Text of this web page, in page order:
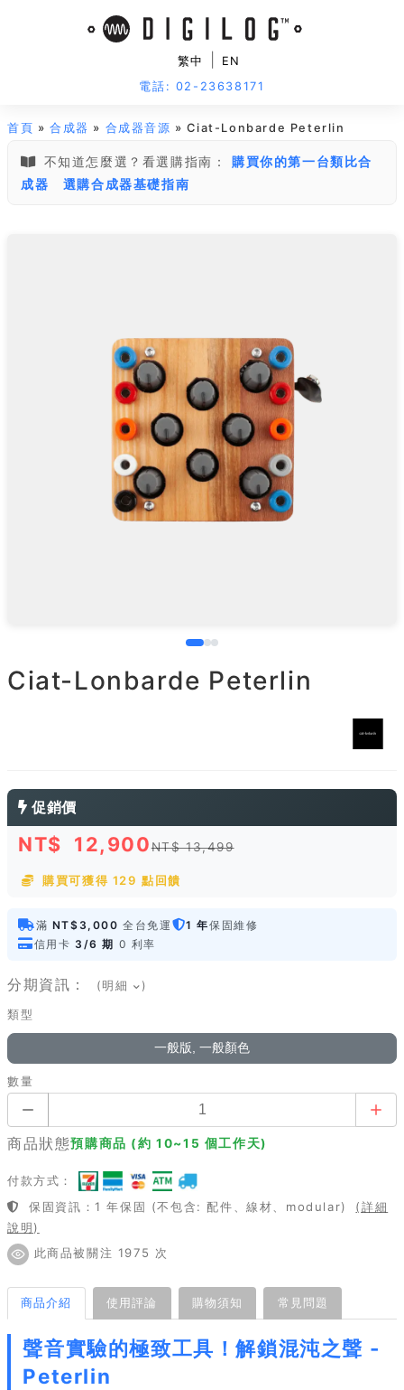
繁中
EN
電話: 02-23638171
首頁 »合成器 » 合成器音源 » Ciat-Lonbarde Peterlin
不知道怎麼選？看選購指南：
購買你的第一台類比合
成器
選購合成器基礎指南
Ciat-Lonbarde Peterlin
促銷價
NT$ 12,900NT$ 13,499
購買可獲得 129 點回饋
滿 NT$3,000 全台免運 1 年保固維修
信用卡 3/6 期 0 利率
分期資訊： (明細 )
類型
一般版, 一般顏色
數量
商品狀態預購商品 (約 10~15 個工作天)
付款方式：
保固資訊：1 年保固 (不包含: 配件、線材、modular)
(詳細
說明)
此商品被關注 1975 次
商品介紹 使用評論 購物須知 常見問題
聲音實驗的極致工具！解鎖混沌之聲 -
Peterlin